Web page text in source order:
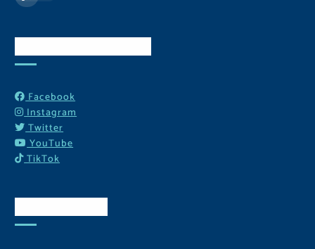
Facebook
Instagram
Twitter
YouTube
TikTok